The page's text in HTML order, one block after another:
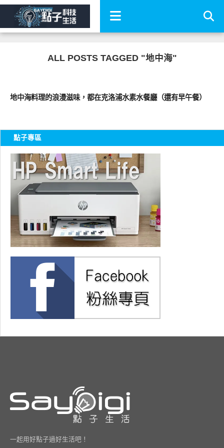
ALL POSTS TAGGED "地中海"
地中海料理的浪漫滋味，都在克洛浦水素水餐廳（還有早午餐）
點子專區
一起用好點子過好生活吧！